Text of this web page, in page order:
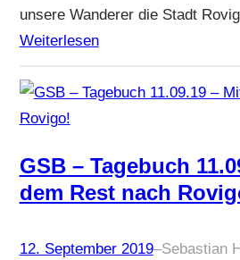
unsere Wanderer die Stadt
Weiterlesen
GSB – Tagebuch
dem Rest nach
12. September 2019–Sebastian